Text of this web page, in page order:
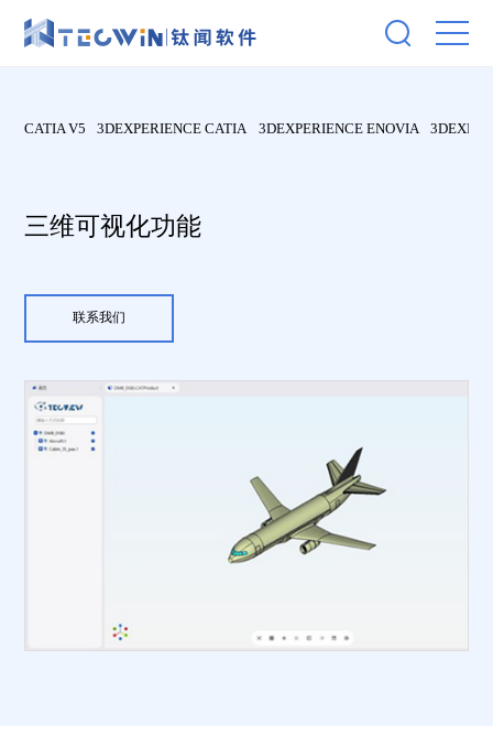
CATIA V5 3DEXPERIENCE CATIA 3DEXPERIENCE ENOVIA
三维可视化功能
联系我们